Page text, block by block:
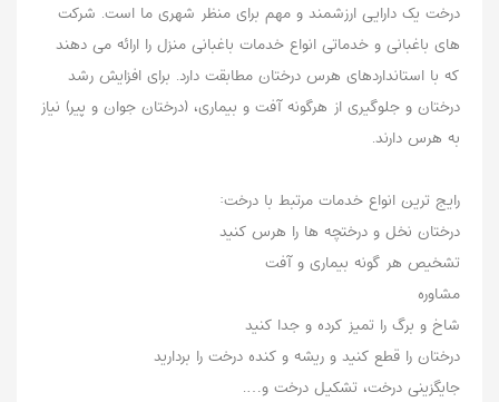
درخت یک دارایی ارزشمند و مهم برای منظر شهری ما است. شرکت
های باغبانی و خدماتی انواع خدمات باغبانی منزل را ارائه می دهند
که با استانداردهای هرس درختان مطابقت دارد. برای افزایش رشد
درختان و جلوگیری از هرگونه آفت و بیماری، (درختان جوان و پیر) نیاز
به هرس دارند.
رایج ترین انواع خدمات مرتبط با درخت:
درختان نخل و درختچه ها را هرس کنید
تشخیص هر گونه بیماری و آفت
مشاوره
شاخ و برگ را تمیز کرده و جدا کنید
درختان را قطع کنید و ریشه و کنده درخت را بردارید
جایگزینی درخت، تشکیل درخت و….